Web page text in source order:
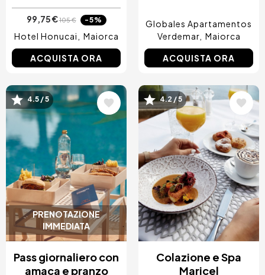
99,75 €105 € -5%
Hotel Honucai Maiorca
ACQUISTA ORA
Globales Apartamentos
Verdemar Maiorca
ACQUISTA ORA
PRENOTAZIONE
IMMEDIATA
Immagine
4.5 / 5
Pass giornaliero con
amaca e pranzo
Immagine
4.2 / 5
Colazione e Spa
Maricel